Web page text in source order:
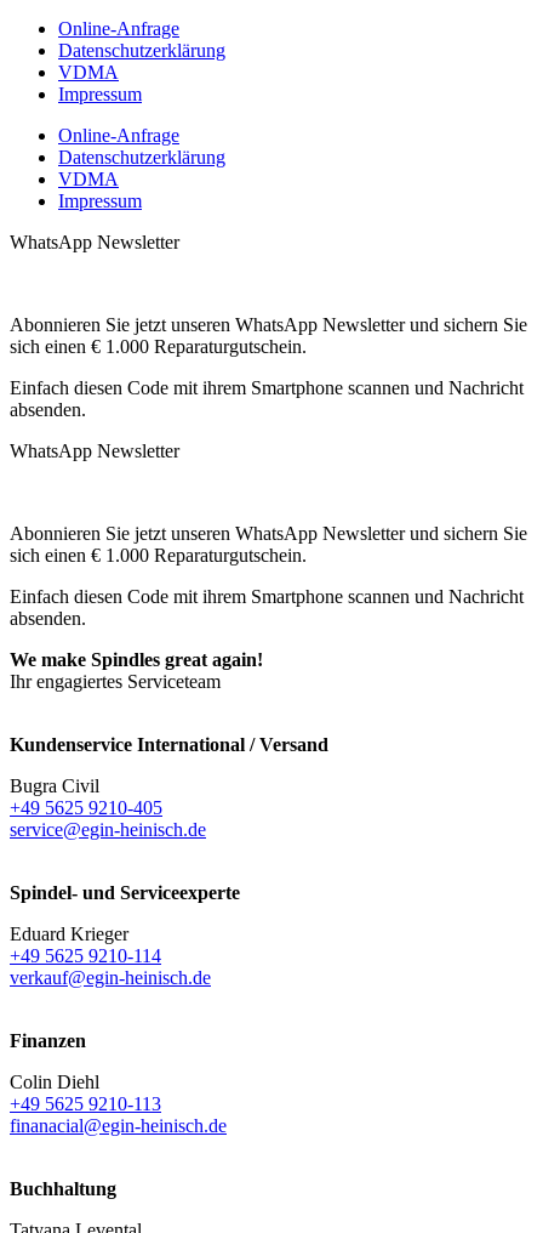
Online-Anfrage
Datenschutzerklärung
VDMA
Impressum
Online-Anfrage
Datenschutzerklärung
VDMA
Impressum
WhatsApp Newsletter
Abonnieren Sie jetzt unseren WhatsApp Newsletter und sichern Sie
sich einen € 1.000 Reparaturgutschein.
Einfach diesen Code mit ihrem Smartphone scannen und Nachricht
absenden.
WhatsApp Newsletter
Abonnieren Sie jetzt unseren WhatsApp Newsletter und sichern Sie
sich einen € 1.000 Reparaturgutschein.
Einfach diesen Code mit ihrem Smartphone scannen und Nachricht
absenden.
We make Spindles great again!
Ihr engagiertes Serviceteam
Kundenservice International / Versand
Bugra Civil
+49 5625 9210-405
service@egin-heinisch.de
Spindel- und Serviceexperte
Eduard Krieger
+49 5625 9210-114
verkauf@egin-heinisch.de
Finanzen
Colin Diehl
+49 5625 9210-113
finanacial@egin-heinisch.de
Buchhaltung